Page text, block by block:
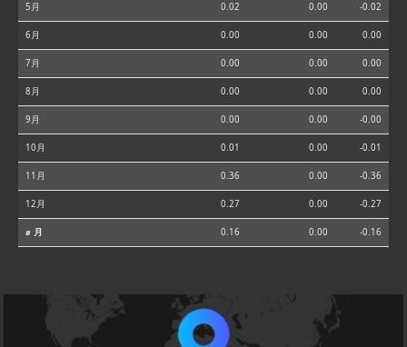
5月 0.02 0.00 -0.02
6月 0.00 0.00 0.00
7月 0.00 0.00 0.00
8月 0.00 0.00 0.00
9月 0.00 0.00 -0.00
10月 0.01 0.00 -0.01
11月 0.36 0.00 -0.36
12月 0.27 0.00 -0.27
⌀ 月 0.16 0.00 -0.16